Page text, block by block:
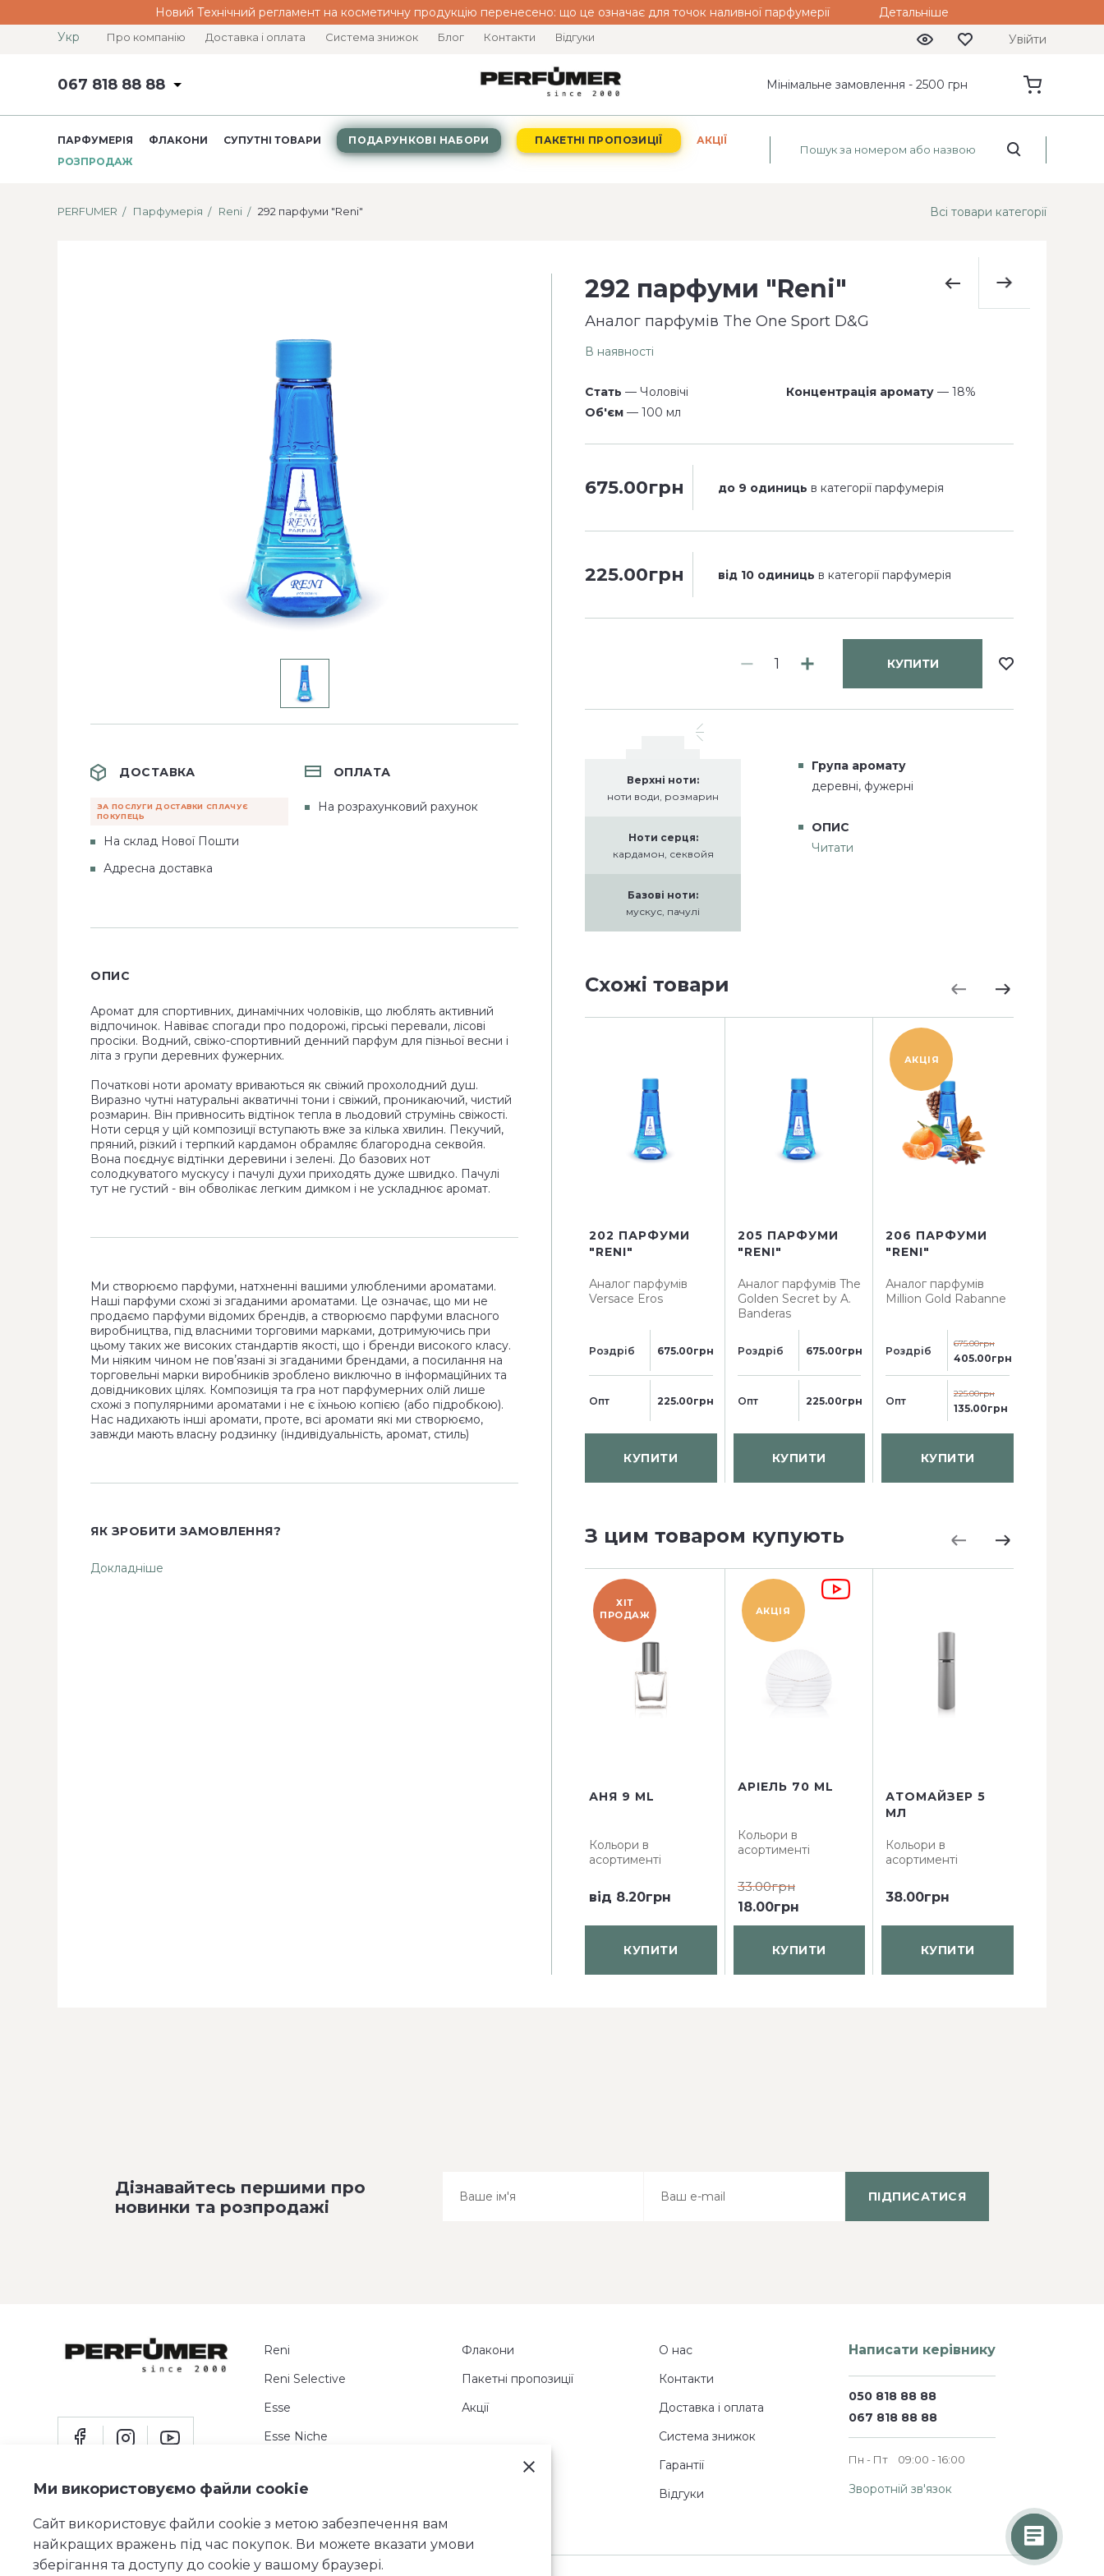
Новий Технічний регламент на косметичну продукцію перенесено: що це означає для точок наливної парфумерії
Детальніше
Укр
Про компанію Доставка і оплата Система знижок Блог Контакти Відгуки Увійти
067 818 88 88 Мінімальне замовлення - 2500 грн
ПАРФУМЕРІЯ ФЛАКОНИ СУПУТНІ ТОВАРИ ПОДАРУНКОВІ НАБОРИ ПАКЕТНІ ПРОПОЗИЦІЇ
АКЦІЇ
РОЗПРОДАЖ
PERFUMER Парфумерія Reni 292 парфуми "Reni" Всі товари категорії
ДОСТАВКА
ЗА ПОСЛУГИ ДОСТАВКИ СПЛАЧУЄ
ПОКУПЕЦЬ
На склад Нової Пошти
Адресна доставка
ОПЛАТА
На розрахунковий рахунок
ОПИС
Аромат для спортивних, динамічних чоловіків, що люблять активний
відпочинок. Навіває спогади про подорожі, гірські перевали, лісові
просіки. Водний, свіжо-спортивний денний парфум для пізньої весни і
літа з групи деревних фужерних.
Початкові ноти аромату вриваються як свіжий прохолодний душ.
Виразно чутні натуральні акватичні тони і свіжий, проникаючий, чистий
розмарин. Він привносить відтінок тепла в льодовий струмінь свіжості.
Ноти серця у цій композиції вступають вже за кілька хвилин. Пекучий,
пряний, різкий і терпкий кардамон обрамляє благородна секвойя.
Вона поєднує відтінки деревини і зелені. До базових нот
солодкуватого мускусу і пачулі духи приходять дуже швидко. Пачулі
тут не густий - він обволікає легким димком і не ускладнює аромат.
Ми створюємо парфуми, натхненні вашими улюбленими ароматами.
Наші парфуми схожі зі згаданими ароматами. Це означає, що ми не
продаємо парфуми відомих брендів, а створюємо парфуми власного
виробництва, під власними торговими марками, дотримуючись при
цьому таких же високих стандартів якості, що і бренди високого класу.
Ми ніяким чином не повʼязані зі згаданими брендами, а посилання на
торговельні марки виробників зроблено виключно в інформаційних та
довідникових цілях. Композиція та гра нот парфумерних олій лише
схожі з популярними ароматами і не є їхньою копією (або підробкою).
Нас надихають інші аромати, проте, всі аромати які ми створюємо,
завжди мають власну родзинку (індивідуальність, аромат, стиль)
ЯК ЗРОБИТИ ЗАМОВЛЕННЯ?
Докладніше
292 парфуми "Reni"
Аналог парфумів The One Sport D&G
В наявності
Стать
— Чоловічі
Об'єм
— 100 мл
Концентрація аромату — 18%
675.00грн до 9 одиниць в категорії парфумерія
225.00грн від 10 одиниць в категорії парфумерія
КУПИТИ
Верхні ноти:
ноти води, розмарин
Ноти серця:
кардамон, секвойя
Базові ноти:
мускус, пачулі
Група аромату
деревні, фужерні
ОПИС
Читати
Схожі товари
202 ПАРФУМИ
"RENI"
Аналог парфумів
Versace Eros
Роздріб 675.00грн
Опт 225.00грн
КУПИТИ
205 ПАРФУМИ
"RENI"
Аналог парфумів The
Golden Secret by A.
Banderas
Роздріб 675.00грн
Опт 225.00грн
КУПИТИ
АКЦІЯ
206 ПАРФУМИ
"RENI"
Аналог парфумів
Million Gold Rabanne
Роздріб
675.00грн
405.00грн
Опт
225.00грн
135.00грн
КУПИТИ
З цим товаром купують
ХІТ
ПРОДАЖ
АНЯ 9 ML
Кольори в
асортименті
від 8.20грн
КУПИТИ
АКЦІЯ
АРІЕЛЬ 70 ML
Кольори в
асортименті
33.00грн
18.00грн
КУПИТИ
АТОМАЙЗЕР 5
МЛ
Кольори в
асортименті
38.00грн
КУПИТИ
Дізнавайтесь першими про
новинки та розпродажі
ПІДПИСАТИСЯ
Reni
Reni Selective
Esse
Esse Niche
Флакони
Пакетні пропозиції
Акції
О нас
Контакти
Доставка і оплата
Система знижок
Гарантії
Відгуки
Написати керівнику
050 818 88 88
067 818 88 88
Пн - Пт 09:00 - 16:00
Зворотній зв'язок
Ми використовуємо файли cookie
Сайт використовує файли cookie з метою забезпечення вам
найкращих вражень під час покупок. Ви можете вказати умови
зберігання та доступу до cookie у вашому браузері.